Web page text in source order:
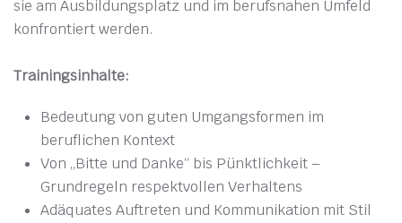
sie am Ausbildungsplatz und im berufsnahen Umfeld
konfrontiert werden.
Trainingsinhalte:
Bedeutung von guten Umgangsformen im
beruflichen Kontext
Von „Bitte und Danke“ bis Pünktlichkeit –
Grundregeln respektvollen Verhaltens
Adäquates Auftreten und Kommunikation mit Stil